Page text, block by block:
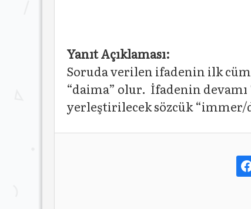
Yanıt Açıklaması:
Soruda verilen ifadenin ilk
“daima” olur. İfadenin
yerleştirilecek sözcük “immer/